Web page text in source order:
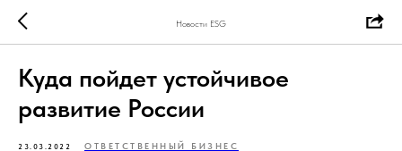
Новости ESG
Куда пойдет устойчивое
развитие России
23.03.2022 ОТВЕТСТВЕННЫЙ БИЗНЕС